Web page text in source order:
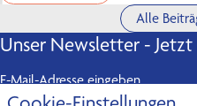
Alle
Unser Newsletter - Jetzt
E-Mail-Adresse eingeben